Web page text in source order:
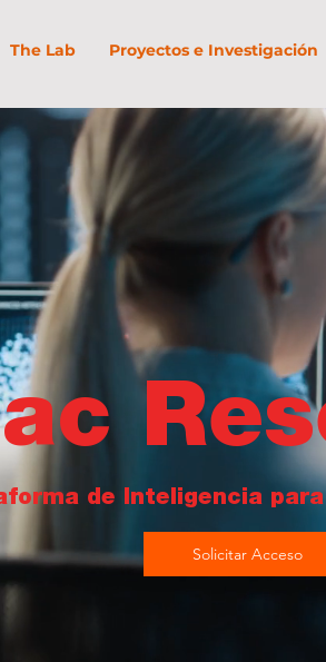
The Lab Proyectos e Investigación
de Inteligencia
Solicitar Acceso